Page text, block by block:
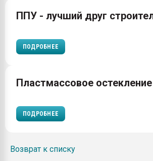
ППУ - лучший друг
ПОДРОБНЕЕ
Пластмассовое остекление
ПОДРОБНЕЕ
Возврат к списку